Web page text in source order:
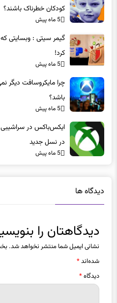
کودکان خطرناک باشند؟
5 ماه پیش
گیمر سیتی : وبسایتی
کرد!
5 ماه پیش
چرا مایکروسافت دیگر
باشد؟
5 ماه پیش
ایکس‌باکس در
در نسل جدید
5 ماه پیش
دیدگاه ها
دیدگاهتان را
نشانی ایمیل شما منتشر نخواهد شد.
شده‌اند*
دیدگاه*